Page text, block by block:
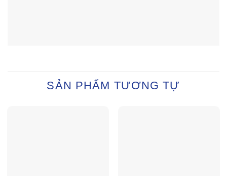
SẢN PHẨM TƯƠNG TỰ